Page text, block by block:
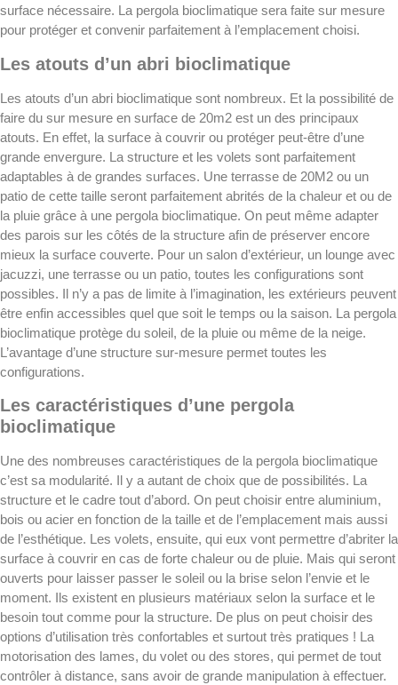
surface nécessaire. La pergola bioclimatique sera faite sur mesure
pour protéger et convenir parfaitement à l’emplacement choisi.
Les atouts d’un abri bioclimatique
Les atouts d’un abri bioclimatique sont nombreux. Et la possibilité de
faire du sur mesure en surface de 20m2 est un des principaux
atouts. En effet, la surface à couvrir ou protéger peut-être d’une
grande envergure. La structure et les volets sont parfaitement
adaptables à de grandes surfaces. Une terrasse de 20M2 ou un
patio de cette taille seront parfaitement abrités de la chaleur et ou de
la pluie grâce à une pergola bioclimatique. On peut même adapter
des parois sur les côtés de la structure afin de préserver encore
mieux la surface couverte. Pour un salon d’extérieur, un lounge avec
jacuzzi, une terrasse ou un patio, toutes les configurations sont
possibles. Il n’y a pas de limite à l’imagination, les extérieurs peuvent
être enfin accessibles quel que soit le temps ou la saison. La pergola
bioclimatique protège du soleil, de la pluie ou même de la neige.
L’avantage d’une structure sur-mesure permet toutes les
configurations.
Les caractéristiques d’une pergola
bioclimatique
Une des nombreuses caractéristiques de la pergola bioclimatique
c’est sa modularité. Il y a autant de choix que de possibilités. La
structure et le cadre tout d’abord. On peut choisir entre aluminium,
bois ou acier en fonction de la taille et de l’emplacement mais aussi
de l’esthétique. Les volets, ensuite, qui eux vont permettre d’abriter la
surface à couvrir en cas de forte chaleur ou de pluie. Mais qui seront
ouverts pour laisser passer le soleil ou la brise selon l’envie et le
moment. Ils existent en plusieurs matériaux selon la surface et le
besoin tout comme pour la structure. De plus on peut choisir des
options d’utilisation très confortables et surtout très pratiques ! La
motorisation des lames, du volet ou des stores, qui permet de tout
contrôler à distance, sans avoir de grande manipulation à effectuer.